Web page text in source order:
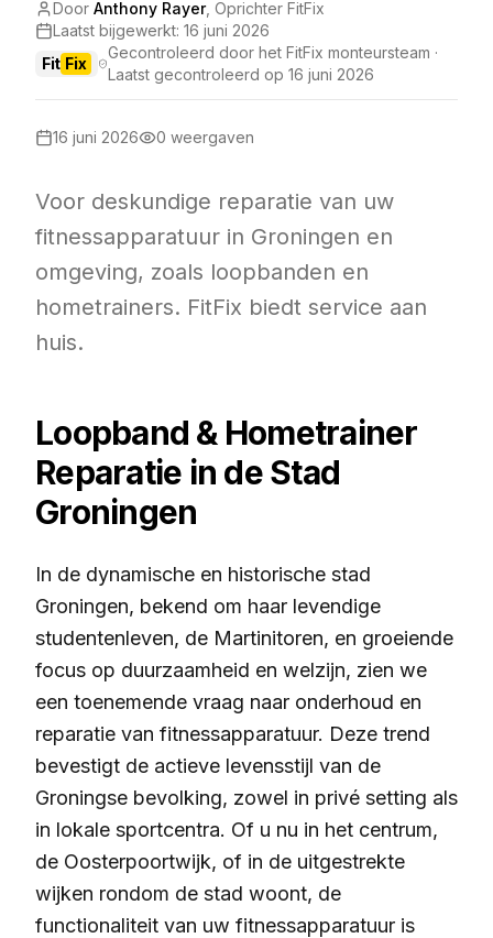
Door Anthony Rayer, Oprichter FitFix
Laatst bijgewerkt: 16 juni 2026
Fit Fix
Gecontroleerd door het FitFix monteursteam ·
Laatst gecontroleerd op 16 juni 2026
16 juni 2026 0 weergaven
Voor deskundige reparatie van uw
fitnessapparatuur in Groningen en
omgeving, zoals loopbanden en
hometrainers. FitFix biedt service aan
huis.
Loopband & Hometrainer
Reparatie in de Stad
Groningen
In de dynamische en historische stad
Groningen, bekend om haar levendige
studentenleven, de Martinitoren, en groeiende
focus op duurzaamheid en welzijn, zien we
een toenemende vraag naar onderhoud en
reparatie van fitnessapparatuur. Deze trend
bevestigt de actieve levensstijl van de
Groningse bevolking, zowel in privé setting als
in lokale sportcentra. Of u nu in het centrum,
de Oosterpoortwijk, of in de uitgestrekte
wijken rondom de stad woont, de
functionaliteit van uw fitnessapparatuur is